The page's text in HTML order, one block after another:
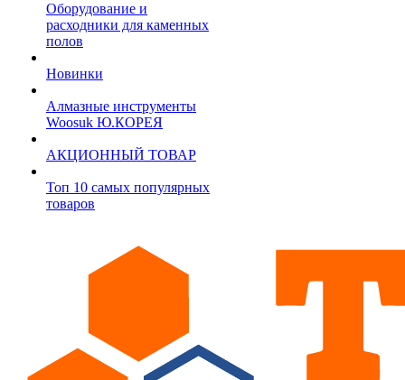
Оборудование и
расходники для каменных
полов
Новинки
Алмазные инструменты
Woosuk Ю.КОРЕЯ
АКЦИОННЫЙ ТОВАР
Топ 10 самых популярных
товаров